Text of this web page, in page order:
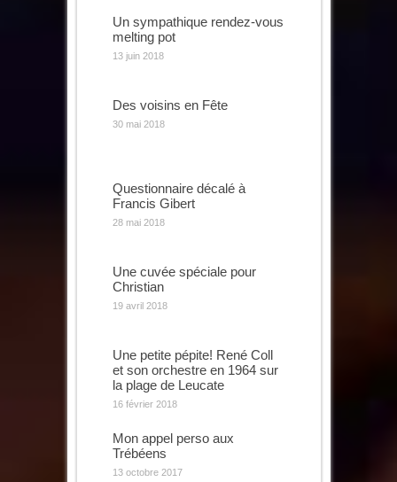
Un sympathique rendez-vous
melting pot
13 juin 2018
Des voisins en Fête
30 mai 2018
Questionnaire décalé à
Francis Gibert
28 mai 2018
Une cuvée spéciale pour
Christian
19 avril 2018
Une petite pépite! René Coll
et son orchestre en 1964 sur
la plage de Leucate
16 février 2018
Mon appel perso aux
Trébéens
13 octobre 2017